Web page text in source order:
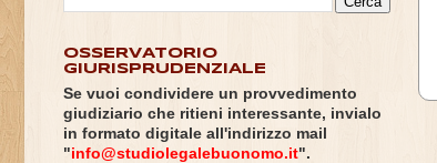
OSSERVATORIO
GIURISPRUDENZIALE
Se vuoi condividere un provvedimento
giudiziario che ritieni interessante, invialo
in formato digitale all'indirizzo mail
"info@studiolegalebuonomo.it".